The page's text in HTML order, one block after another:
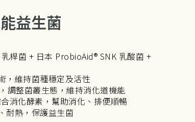
益生菌
桿菌 + 日本 ProbioAid® SNK 乳酸菌 +
，維持菌種穩定及活性
調整菌叢生態，維持消化道機能
消化酵素，幫助消化、排便順暢
耐熱，保護益生菌